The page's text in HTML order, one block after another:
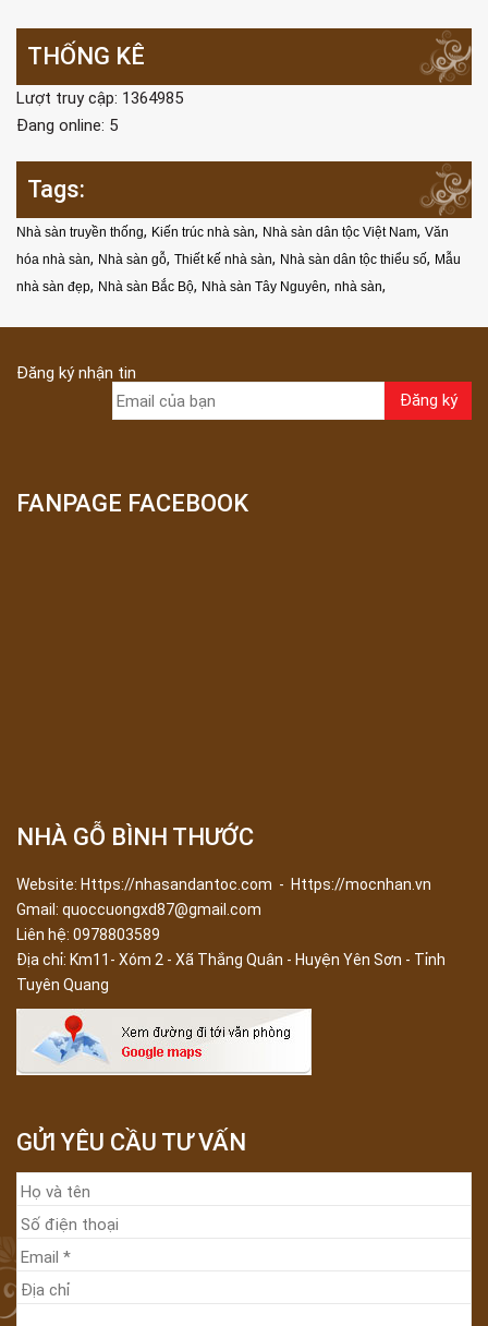
THỐNG KÊ
Lượt truy cập: 1364985
Đang online: 5
Tags:
Nhà sàn truyền thống, Kiến trúc nhà sàn, Nhà sàn dân tộc Việt Nam, Văn
hóa nhà sàn, Nhà sàn gỗ, Thiết kế nhà sàn, Nhà sàn dân tộc thiểu số, Mẫu
nhà sàn đẹp, Nhà sàn Bắc Bộ, Nhà sàn Tây Nguyên, nhà sàn,
Đăng ký nhận tin
FANPAGE FACEBOOK
NHÀ GỖ BÌNH THƯỚC
Website: Https://nhasandantoc.com - Https://mocnhan.vn
Gmail: quoccuongxd87@gmail.com
Liên hệ: 0978803589
Địa chỉ: Km11- Xóm 2 - Xã Thắng Quân - Huyện Yên Sơn - Tỉnh
Tuyên Quang
GỬI YÊU CẦU TƯ VẤN